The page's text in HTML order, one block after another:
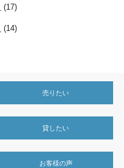
(17)
(14)
売りたい
貸したい
お客様の声